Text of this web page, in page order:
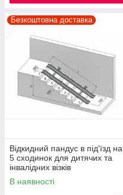
Безкоштовна доставка
Відкидний пандус в під'їзд на
5 сходинок для дитячих та
інвалідних візків
В наявності